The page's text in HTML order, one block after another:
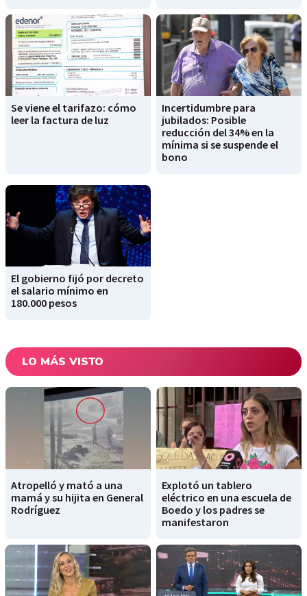
Se viene el tarifazo: cómo
leer la factura de luz
Incertidumbre para
jubilados: Posible
reducción del 34% en la
mínima si se suspende el
bono
El gobierno fijó por decreto
el salario mínimo en
180.000 pesos
LO MÁS VISTO
Atropelló y mató a una
mamá y su hijita en General
Rodríguez
Explotó un tablero
eléctrico en una escuela de
Boedo y los padres se
manifestaron